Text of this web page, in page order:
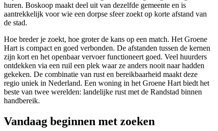
huren. Boskoop maakt deel uit van dezelfde gemeente en is
aantrekkelijk voor wie een dorpse sfeer zoekt op korte afstand van
de stad.
Hoe breder je zoekt, hoe groter de kans op een match. Het Groene
Hart is compact en goed verbonden. De afstanden tussen de kernen
zijn kort en het openbaar vervoer functioneert goed. Veel huurders
ontdekken via een ruil een plek waar ze anders nooit naar hadden
gekeken. De combinatie van rust en bereikbaarheid maakt deze
regio uniek in Nederland. Een woning in het Groene Hart biedt het
beste van twee werelden: landelijke rust met de Randstad binnen
handbereik.
Vandaag beginnen met zoeken